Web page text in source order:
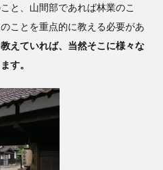
と、山間部であれば林業のこ
ことを重点的に教える必要があ
えていれば、当然そこに様々な
す。